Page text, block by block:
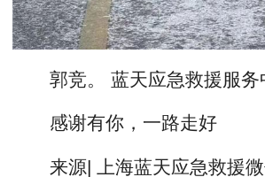
郭竞。 蓝天应急救援服务
感谢有你，一路走好
来源| 上海蓝天应急救援